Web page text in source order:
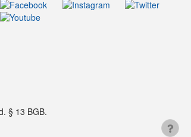
§ 13 BGB.